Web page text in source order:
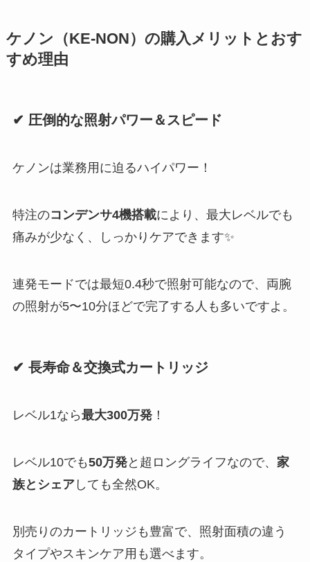
ケノン（KE-NON）の購入メリットとおす
すめ理由
✔ 圧倒的な照射パワー＆スピード
ケノンは業務用に迫るハイパワー！
特注のコンデンサ4機搭載により、最大レベルでも
痛みが少なく、しっかりケアできます✨
連発モードでは最短0.4秒で照射可能なので、両腕
の照射が5〜10分ほどで完了する人も多いですよ。
✔ 長寿命＆交換式カートリッジ
レベル1なら最大300万発！
レベル10でも50万発と超ロングライフなので、 家
族とシェアしても全然OK。
別売りのカートリッジも豊富で、照射面積の違う
タイプやスキンケア用も選べます。